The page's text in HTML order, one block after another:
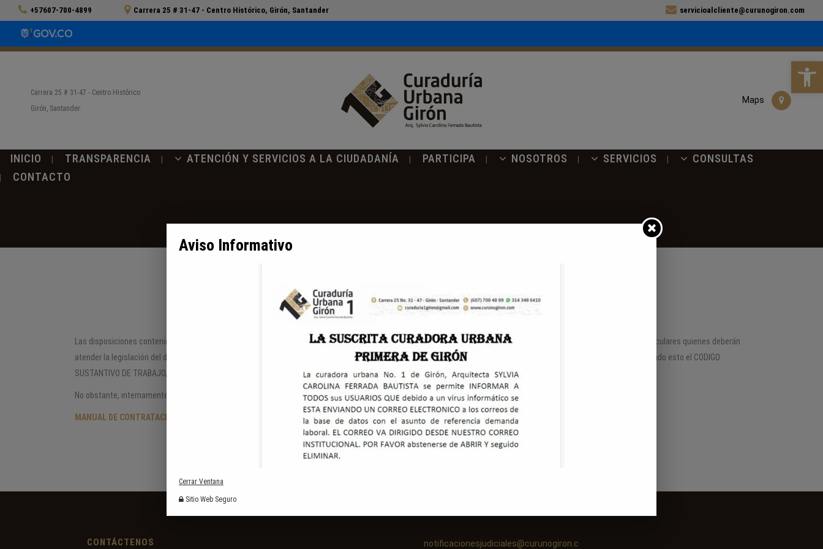
Abrir
+57607-700-4899 Carrera 25 # 31-47 - Centro Histórico, Girón, Santander servicioalcliente@curunogiron.com
Carrera 25 # 31-47 - Centro Histórico
Girón, Santander.
Maps
INICIO TRANSPARENCIA ATENCIÓN Y SERVICIOS A LA CIUDADANÍA PARTICIPA NOSOTROS SERVICIOS
CONSULTAS
CONTACTO
MANUAL DE CONTRATACIÓN, ADQUISICIÓN Y/O COMPRAS
Las disposiciones contenidas en la Ley 80 de 1993 se deben atender en los contratos que adelanten las entidades y organismos públicos, no así por las entidades particulares quienes deberán
atender la legislación del derecho privado a la hora de adelantar la contratación propia; el CURADOR URBANO para efectos de contratación, se regula por el derecho privado esto el CODIGO
SUSTANTIVO DE TRABAJO, y por ende no le es aplicable las normas sobre contratación pública.
No obstante, internamente contamos con manual de procedimientos para realizar contratación privada y compras.
MANUAL DE CONTRATACIÓN, Y/O COMPRAS
CONTÁCTENOS notificacionesjudiciales@curunogiron.c
Aviso Informativo
Cerrar Ventana
Sitio Web Seguro